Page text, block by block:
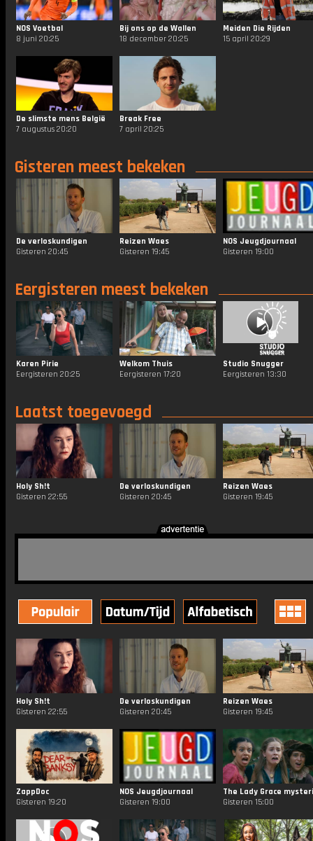
NOS Voetbal
8 juni 20:25
Bij ons op de Wallen
18 december 20:25
Meiden Die Rijden
15 april 20:29
De slimste mens België
7 augustus 20:20
Break Free
7 april 20:25
Gisteren meest bekeken
De verloskundigen
Gisteren 20:45
Reizen Waes
Gisteren 19:45
NOS Jeugdjournaal
Gisteren 19:00
Eergisteren meest bekeken
Karen Pirie
Eergisteren 20:25
Welkom Thuis
Eergisteren 17:20
Studio Snugger
Eergisteren 13:30
Laatst toegevoegd
Holy Sh!t
Gisteren 22:55
De verloskundigen
Gisteren 20:45
Reizen Waes
Gisteren 19:45
Holy Sh!t
Gisteren 22:55
De verloskundigen
Gisteren 20:45
Reizen Waes
Gisteren 19:45
ZappDoc
Gisteren 19:20
NOS Jeugdjournaal
Gisteren 19:00
Gisteren 15:00